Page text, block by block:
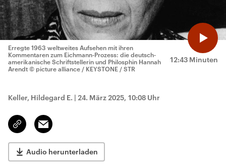
12:43 Minuten
Erregte 1963 weltweites Aufsehen mit ihren
Kommentaren zum Eichmann-Prozess: die deutsch-
amerikanische Schriftstellerin und Philosphin Hannah
Arendt © picture alliance / KEYSTONE / STR
Keller, Hildegard E. | 24. März 2025, 10:08 Uhr
Link
kopieren/teilen
Email
Audio herunterladen